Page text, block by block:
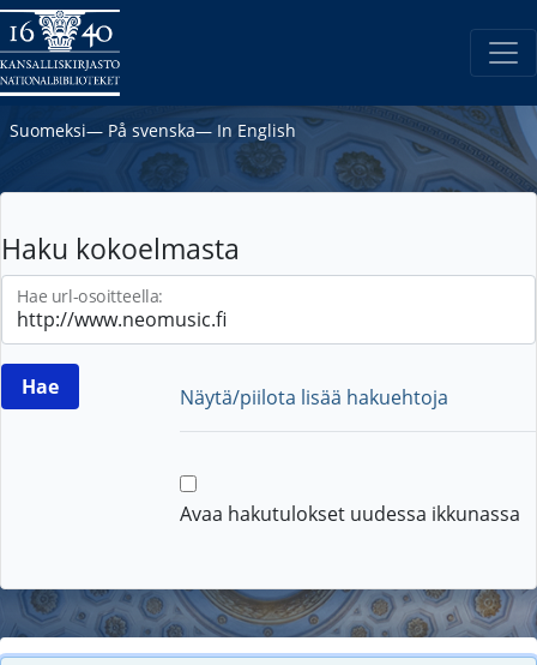
Suomeksi― På svenska― In English
Haku kokoelmasta
Hae url-osoitteella:
Näytä/piilota lisää hakuehtoja
Avaa hakutulokset uudessa ikkunassa